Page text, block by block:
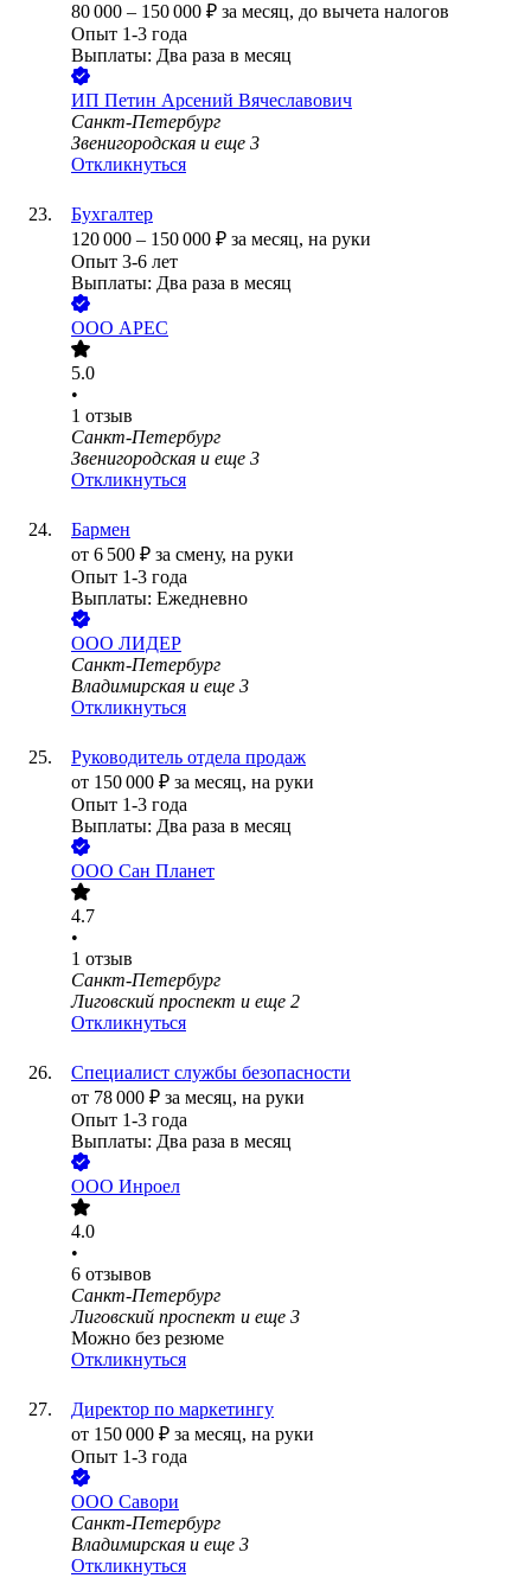
80 000 – 150 000 ₽ за месяц, до вычета налогов
Опыт 1-3 года
Выплаты: Два раза в месяц
ИП Петин Арсений Вячеславович
Санкт-Петербург
Звенигородская и еще 3
Откликнуться
Бухгалтер
120 000 – 150 000 ₽ за месяц, на руки
Опыт 3-6 лет
Выплаты: Два раза в месяц
ООО АРЕС
5.0
•
1 отзыв
Санкт-Петербург
Звенигородская и еще 3
Откликнуться
Бармен
от 6 500 ₽ за смену, на руки
Опыт 1-3 года
Выплаты: Ежедневно
ООО ЛИДЕР
Санкт-Петербург
Владимирская и еще 3
Откликнуться
Руководитель отдела продаж
от 150 000 ₽ за месяц, на руки
Опыт 1-3 года
Выплаты: Два раза в месяц
ООО Сан Планет
4.7
•
1 отзыв
Санкт-Петербург
Лиговский проспект и еще 2
Откликнуться
Специалист службы безопасности
от 78 000 ₽ за месяц, на руки
Опыт 1-3 года
Выплаты: Два раза в месяц
ООО Инроел
4.0
•
6 отзывов
Санкт-Петербург
Лиговский проспект и еще 3
Можно без резюме
Откликнуться
Директор по маркетингу
от 150 000 ₽ за месяц, на руки
Опыт 1-3 года
ООО Савори
Санкт-Петербург
Владимирская и еще 3
Откликнуться